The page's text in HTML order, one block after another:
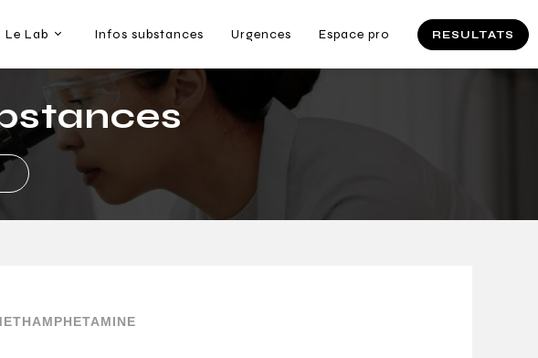
Le Lab Infos substances Urgences Espace pro RESULTATS